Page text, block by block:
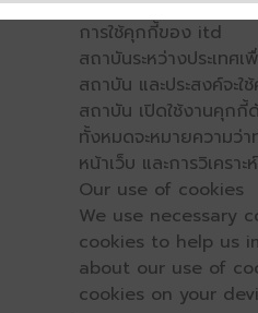
การใช้คุกกี้ของ itd
สถาบันระหว่างประเท
สถาบัน และประสงค์จะ
สถาบัน เปิดใช้งานคุกกี้
ทั้งหมดจะหมายความว่
หน้าเว็บ และการวิเคร
Our use of cookies
We use necessary
cookies to help us
about our use of
cookies on your